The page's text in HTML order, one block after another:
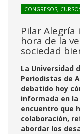
CONGRESOS,
Pilar Alegría
hora de la
sociedad
La Universidad
Periodistas de
debatido hoy
informada en
encuentro que
colaboración,
abordar los